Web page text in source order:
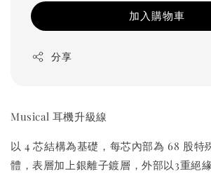
加入購物車
分享
Musical 耳機升級線
以 4 芯結構為基礎，每芯內部為 68 股特
體，表層加上銀離子鍍層，外部以3重絕